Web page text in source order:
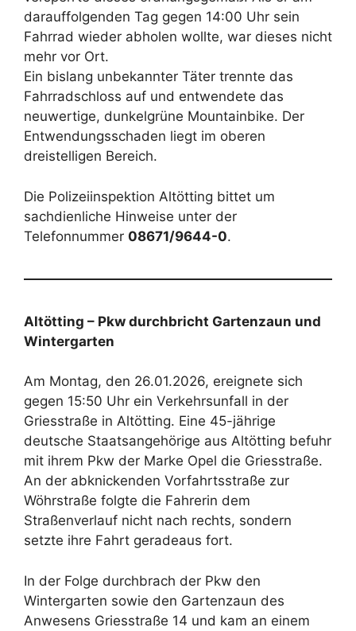
darauffolgenden Tag gegen 14:00 Uhr sein
Fahrrad wieder abholen wollte, war dieses nicht
mehr vor Ort.
Ein bislang unbekannter Täter trennte das
Fahrradschloss auf und entwendete das
neuwertige, dunkelgrüne Mountainbike. Der
Entwendungsschaden liegt im oberen
dreistelligen Bereich.
Die Polizeiinspektion Altötting bittet um
sachdienliche Hinweise unter der
Telefonnummer 08671/9644-0.
Altötting – Pkw durchbricht Gartenzaun und
Wintergarten
Am Montag, den 26.01.2026, ereignete sich
gegen 15:50 Uhr ein Verkehrsunfall in der
Griesstraße in Altötting. Eine 45-jährige
deutsche Staatsangehörige aus Altötting befuhr
mit ihrem Pkw der Marke Opel die Griesstraße.
An der abknickenden Vorfahrtsstraße zur
Wöhrstraße folgte die Fahrerin dem
Straßenverlauf nicht nach rechts, sondern
setzte ihre Fahrt geradeaus fort.
In der Folge durchbrach der Pkw den
Wintergarten sowie den Gartenzaun des
Anwesens Griesstraße 14 und kam an einem